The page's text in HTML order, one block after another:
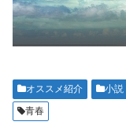
オススメ紹介 小説
青春